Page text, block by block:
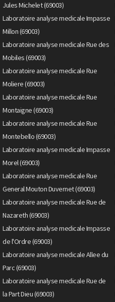
Jules Michelet (69003)
Laboratoire analyse medicale Impasse
Millon (69003)
Laboratoire analyse medicale Rue des
Mobiles (69003)
Laboratoire analyse medicale Rue
Moliere (69003)
Laboratoire analyse medicale Rue
Montaigne (69003)
Laboratoire analyse medicale Rue
Montebello (69003)
Laboratoire analyse medicale Impasse
Morel (69003)
Laboratoire analyse medicale Rue
General Mouton Duvernet (69003)
Laboratoire analyse medicale Rue de
Nazareth (69003)
Laboratoire analyse medicale Impasse
de l'Ordre (69003)
Laboratoire analyse medicale Allee du
Parc (69003)
Laboratoire analyse medicale Rue de
la Part Dieu (69003)